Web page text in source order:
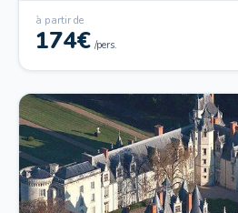
à partir de
174€ /pers.